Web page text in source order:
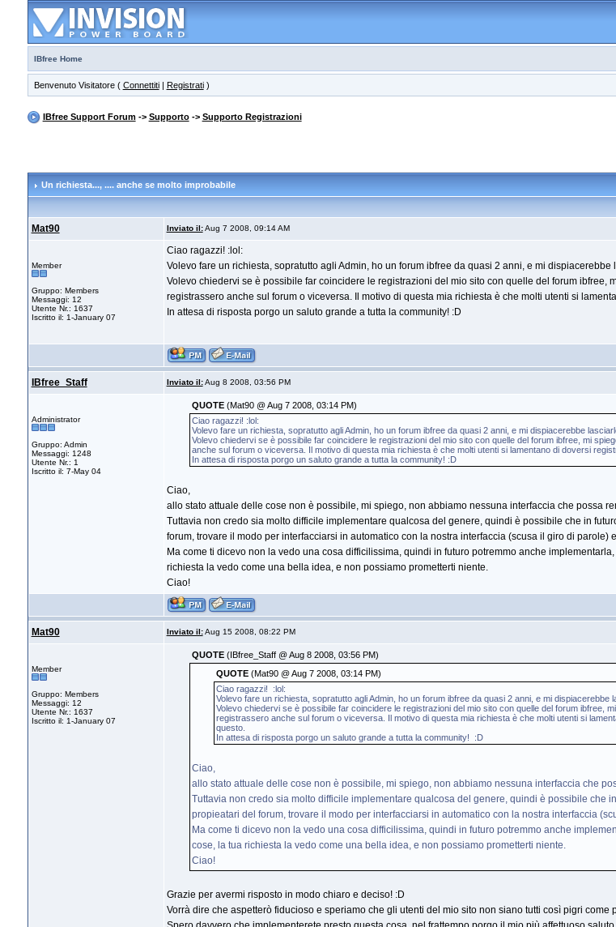
IBfree Home
Benvenuto Visitatore ( Connettiti| Registrati)
IBfree Support Forum-> Supporto-> Supporto Registrazioni
Un richiesta..., .... anche se molto improbabile
Mat90 Inviato il:Aug 7 2008, 09:14 AM
Member
Gruppo: Members
Messaggi: 12
Utente Nr.: 1637
Iscritto il: 1-January 07
Ciao ragazzi! :lol:
Volevo fare un richiesta, sopratutto agli Admin, ho un forum ibfree da quasi 2 anni, e mi
Volevo chiedervi se è possibile far coincidere le registrazioni del mio sito con quelle del forum
registrassero anche sul forum o viceversa. Il motivo di questa mia richiesta è che molti utenti si
In attesa di risposta porgo un saluto grande a tutta la community! :D
IBfree_Staff Inviato il:Aug 8 2008, 03:56 PM
Administrator
Gruppo: Admin
Messaggi: 1248
Utente Nr.: 1
Iscritto il: 7-May 04
QUOTE (Mat90 @ Aug 7 2008, 03:14 PM)
Ciao ragazzi! :lol:
Volevo fare un richiesta, sopratutto agli Admin, ho un forum ibfree da quasi 2 anni, e mi dispiacerebbe
Volevo chiedervi se è possibile far coincidere le registrazioni del mio sito con quelle del forum ibfree, mi
anche sul forum o viceversa. Il motivo di questa mia richiesta è che molti utenti si lamentano di doversi
In attesa di risposta porgo un saluto grande a tutta la community! :D
Ciao,
allo stato attuale delle cose non è possibile, mi spiego, non abbiamo nessuna interfaccia che possa
Tuttavia non credo sia molto difficile implementare qualcosa del genere, quindi è possibile che in
forum, trovare il modo per interfacciarsi in automatico con la nostra interfaccia (scusa il giro di parole)
Ma come ti dicevo non la vedo una cosa difficilissima, quindi in futuro potremmo anche
richiesta la vedo come una bella idea, e non possiamo prometterti niente.
Ciao!
Mat90 Inviato il:Aug 15 2008, 08:22 PM
Member
Gruppo: Members
Messaggi: 12
Utente Nr.: 1637
Iscritto il: 1-January 07
QUOTE (IBfree_Staff @ Aug 8 2008, 03:56 PM)
QUOTE (Mat90 @ Aug 7 2008, 03:14 PM)
Ciao ragazzi! :lol:
Volevo fare un richiesta, sopratutto agli Admin, ho un forum ibfree da quasi 2 anni, e mi
Volevo chiedervi se è possibile far coincidere le registrazioni del mio sito con quelle del forum ibfree,
registrassero anche sul forum o viceversa. Il motivo di questa mia richiesta è che molti utenti si
questo.
In attesa di risposta porgo un saluto grande a tutta la community! :D
Ciao,
allo stato attuale delle cose non è possibile, mi spiego, non abbiamo nessuna interfaccia che
Tuttavia non credo sia molto difficile implementare qualcosa del genere, quindi è possibile che
propieatari del forum, trovare il modo per interfacciarsi in automatico con la nostra interfaccia
Ma come ti dicevo non la vedo una cosa difficilissima, quindi in futuro potremmo anche
cose, la tua richiesta la vedo come una bella idea, e non possiamo prometterti niente.
Ciao!
Grazie per avermi risposto in modo chiaro e deciso! :D
Vorrà dire che aspetterò fiducioso e speriamo che gli utenti del mio sito non siano tutti così pigri come